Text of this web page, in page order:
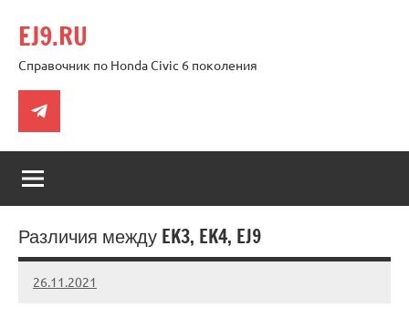
содержимому
EJ9.RU
Справочник по Honda Civic 6 поколения
Telegram
Различия между EK3, EK4, EJ9
26.11.2021
Crew
Нет